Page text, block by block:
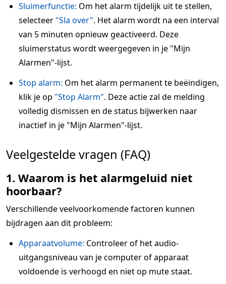
Sluimerfunctie: Om het alarm tijdelijk uit te stellen,
selecteer "Sla over". Het alarm wordt na een interval
van 5 minuten opnieuw geactiveerd. Deze
sluimerstatus wordt weergegeven in je "Mijn
Alarmen"-lijst.
Stop alarm: Om het alarm permanent te beëindigen,
klik je op "Stop Alarm". Deze actie zal de melding
volledig dismissen en de status bijwerken naar
inactief in je "Mijn Alarmen"-lijst.
Veelgestelde vragen (FAQ)
1. Waarom is het alarmgeluid niet
hoorbaar?
Verschillende veelvoorkomende factoren kunnen
bijdragen aan dit probleem:
Apparaatvolume: Controleer of het audio-
uitgangsniveau van je computer of apparaat
voldoende is verhoogd en niet op mute staat.